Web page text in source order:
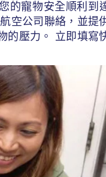
的寵物安全順利到
空公司聯絡，並提
的壓力。 立即填寫